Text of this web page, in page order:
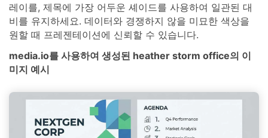
레이를, 제목에 가장 어두운 셰이드를 사용하여 일관된 대
비를 유지하세요. 데이터와 경쟁하지 않을 미묘한 색상을
원할 때 프레젠테이션에 신뢰할 수 있습니다.
media.io를 사용하여 생성된 heather storm office의 이
미지 예시